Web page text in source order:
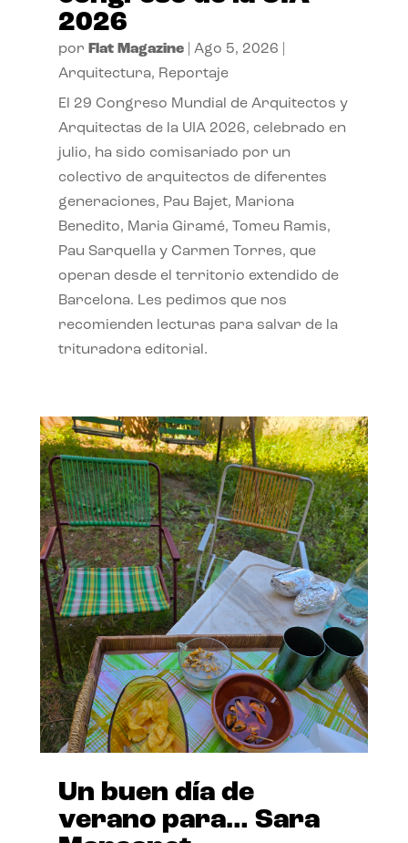
2026
por Flat Magazine| Ago 5, 2026
Arquitectura, Reportaje
El 29 Congreso Mundial de Arquitectos y
Arquitectas de la UIA 2026, celebrado en
julio, ha sido comisariado por un
colectivo de arquitectos de diferentes
generaciones, Pau Bajet, Mariona
Benedito, Maria Giramé, Tomeu Ramis,
Pau Sarquella y Carmen Torres, que
operan desde el territorio extendido de
Barcelona. Les pedimos que nos
recomienden lecturas para salvar de la
trituradora editorial.
Un buen día de
verano para… Sara